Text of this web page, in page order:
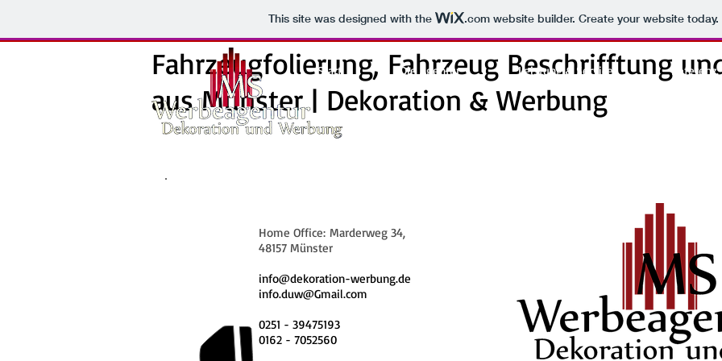
This site was designed with the .comwebsite builder. Create your website today.
Fahrzeugfolierung, Fahrzeug Beschrifftung
aus Münster | Dekoration & Werbung
Start Die Agentur Leistung & Service Referenz.
Home Office: Marderweg 34,
48157 Münster
info@dekoration-werbung.de
info.duw@Gmail.com
0251 - 39475193
0162 - 7052560